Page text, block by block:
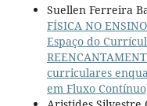
Suellen Ferreira
FÍSICA NO
Espaço do
curriculares
em Fluxo